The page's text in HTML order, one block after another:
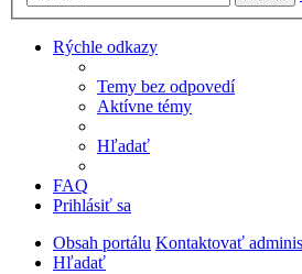
Rýchle odkazy
Temy bez odpovedí
Aktívne témy
Hľadať
FAQ
Prihlásiť sa
Obsah portálu Kontaktovať
Hľadať